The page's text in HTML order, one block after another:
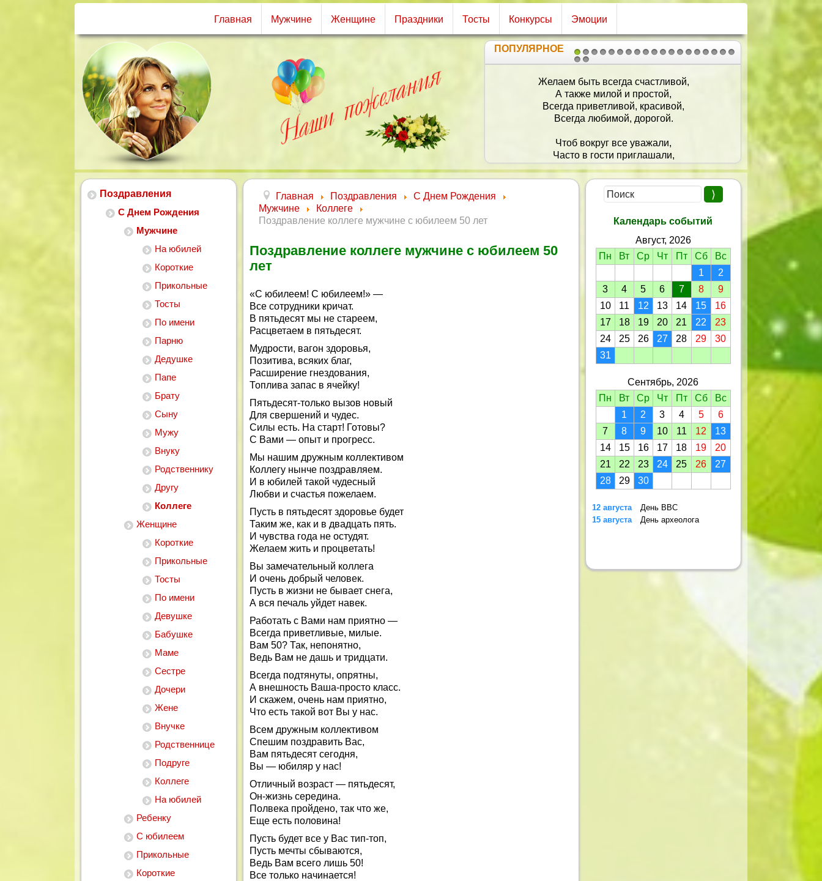
Главная Мужчине Женщине Праздники Тосты Конкурсы Эмоции
1 2
2021
ПОПУЛЯРНОЕ
Ты как лето средь зимы,
Ты как лучик в царстве тьмы,
Ты прекрасна, как весна,
Весела, добра, скромна!
Пусть судьба подарит счастье,
Веру, радость и участье,
Встречу с тем, кто лучше всех,
И удачу, и успех!
Поздравления
С Днем Рождения
Мужчине
На юбилей
Короткие
Прикольные
Тосты
По имени
Парню
Дедушке
Папе
Брату
Сыну
Мужу
Внуку
Родственнику
Другу
Коллеге
Женщине
Короткие
Прикольные
Тосты
По имени
Девушке
Бабушке
Маме
Сестре
Дочери
Жене
Внучке
Родственнице
Подруге
Коллеге
На юбилей
Ребенку
С юбилеем
Прикольные
Короткие
Главная Поздравления
С Днем Рождения
Мужчине
Коллеге
Поздравление коллеге мужчине с юбилеем 50 лет
Поздравление коллеге мужчине с юбилеем 50
лет
«С юбилеем! С юбилеем!» —
Все сотрудники кричат.
В пятьдесят мы не стареем,
Расцветаем в пятьдесят.
Мудрости, вагон здоровья,
Позитива, всяких благ,
Расширение гнездования,
Топлива запас в ячейку!
Пятьдесят-только вызов новый
Для свершений и чудес.
Силы есть. На старт! Готовы?
С Вами — опыт и прогресс.
Мы нашим дружным коллективом
Коллегу нынче поздравляем.
И в юбилей такой чудесный
Любви и счастья пожелаем.
Пусть в пятьдесят здоровье будет
Таким же, как и в двадцать пять.
И чувства года не остудят.
Желаем жить и процветать!
Вы замечательный коллега
И очень добрый человек.
Пусть в жизни не бывает снега,
А вся печаль уйдет навек.
Работать с Вами нам приятно —
Всегда приветливые, милые.
Вам 50? Так, непонятно,
Ведь Вам не дашь и тридцати.
Всегда подтянуты, опрятны,
А внешность Ваша-просто класс.
И скажем, очень нам приятно,
Что есть такой вот Вы у нас.
Всем дружным коллективом
Спешим поздравить Вас,
Вам пятьдесят сегодня,
Вы — юбиляр у нас!
Отличный возраст — пятьдесят,
Он-жизнь середина.
Полвека пройдено, так что же,
Еще есть половина!
Пусть будет все у Вас тип-топ,
Пусть мечты сбываются,
Ведь Вам всего лишь 50!
Все только начинается!
Календарь событий
Август, 2026
Пн
Вт Ср Чт Пт Сб
Вс
1
2
3
4 5 6 7 8
9
10
11 12 13 14 15
16
17
18 19 20 21 22
23
24
25 26 27 28 29
30
31
Сентябрь, 2026
Пн
Вт Ср Чт Пт Сб
Вс
1
2 3 4 5
6
7
8 9 10 11 12
13
14
15 16 17 18 19
20
21
22 23 24 25 26
27
28
29 30
12 августа
День ВВС
15 августа
День археолога